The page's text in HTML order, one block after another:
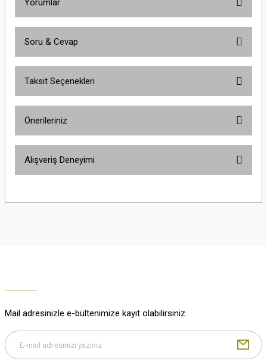
Yorumlar
Soru & Cevap
Taksit Seçenekleri
Önerileriniz
yetersiz gördüğünüz noktaları öneri formunu kullanarak tarafımıza
Gönder
Alışveriş Deneyimi
M... K... | 29/12/2025
Mail adresinizle e-bültenimize kayıt olabilirsiniz.